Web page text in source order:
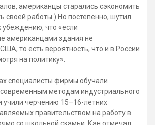
американцы старались сэкономить
своей работы.) Но постепенно, шутил
убеждению, что «если
американцами здания не
то есть вероятность, что и в России
на политику».
специалисты фирмы обучали
современным методам индустриального
учили черчению 15–16-летних
правительством на работу в